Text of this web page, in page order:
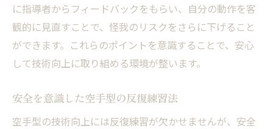
に指導者からフィードバックをもらい、自分の動作を客
観的に見直すことで、怪我のリスクをさらに下げること
ができます。これらのポイントを意識することで、安心
して技術向上に取り組める環境が整います。
安全を意識した空手型の反復練習法
空手型の技術向上には反復練習が欠かせませんが、安全